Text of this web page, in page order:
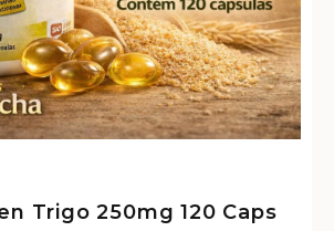
Trigo 250mg 120 Caps